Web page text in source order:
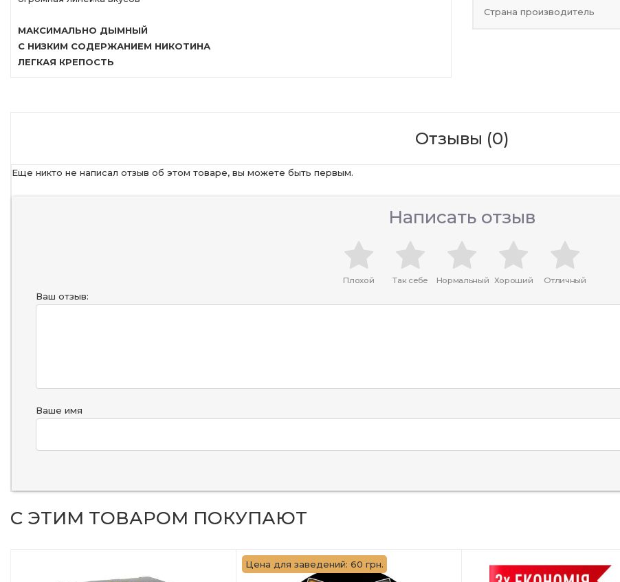
МАКСИМАЛЬНО ДЫМНЫЙ
С НИЗКИМ СОДЕРЖАНИЕМ НИКОТИНА
ЛЕГКАЯ КРЕПОСТЬ
Страна производитель
Отзывы (0)
Еще никто не написал отзыв об этом товаре, вы можете быть первым.
Написать отзыв
Плохой Так себе Нормальный Хороший Отличный
Ваш отзыв:
Ваше имя
С ЭТИМ ТОВАРОМ ПОКУПАЮТ
Цена для заведений: 60 грн.